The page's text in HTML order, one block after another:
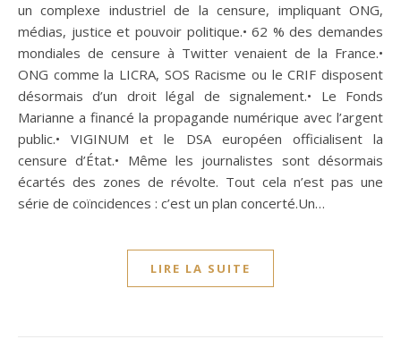
un complexe industriel de la censure, impliquant ONG,
médias, justice et pouvoir politique.• 62 % des demandes
mondiales de censure à Twitter venaient de la France.•
ONG comme la LICRA, SOS Racisme ou le CRIF disposent
désormais d’un droit légal de signalement.• Le Fonds
Marianne a financé la propagande numérique avec l’argent
public.• VIGINUM et le DSA européen officialisent la
censure d’État.• Même les journalistes sont désormais
écartés des zones de révolte. Tout cela n’est pas une
série de coïncidences : c’est un plan concerté.Un…
LIRE LA SUITE